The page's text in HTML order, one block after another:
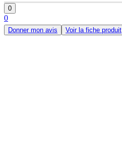
0
0
Donner mon avis Voir la fiche produit